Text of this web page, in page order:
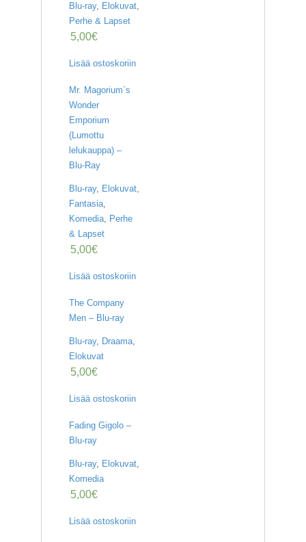
Blu-ray, Elokuvat,
Perhe & Lapset
5,00€
Lisää ostoskoriin
Mr. Magorium`s
Wonder
Emporium
(Lumottu
lelukauppa) –
Blu-Ray
Blu-ray, Elokuvat,
Fantasia,
Komedia, Perhe
& Lapset
5,00€
Lisää ostoskoriin
The Company
Men – Blu-ray
Blu-ray, Draama,
Elokuvat
5,00€
Lisää ostoskoriin
Fading Gigolo –
Blu-ray
Blu-ray, Elokuvat,
Komedia
5,00€
Lisää ostoskoriin